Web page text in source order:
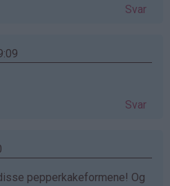
Svar
Svar
pepperkakeformene! Og